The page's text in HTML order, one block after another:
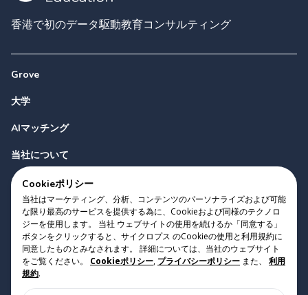
香港で初のデータ駆動教育コンサルティング
Grove
大学
AIマッチング
当社について
お問い合わせ
Copyright 2023 Cyclopes® • v0.31.0
Cookieポリシー • プライバシーポリシー • 利用規約
Cookieポリシー
当社はマーケティング、分析、コンテンツのパーソナライズおよび可能
な限り最高のサービスを提供する為に、Cookieおよび同様のテクノロ
ジーを使用します。 当社 ウェブサイトの使用を続けるか「同意する」
ボタンをクリックすると、サイクロプス のCookieの使用と利用規約に
同意したものとみなされます。 詳細については、当社のウェブサイト
をご覧ください。
Cookieポリシー, プライバシーポリシー また、
利用
規約.